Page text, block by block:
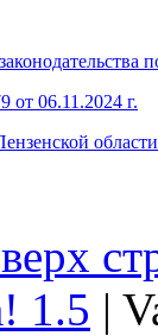
06.11.2024 г.
1.5 |